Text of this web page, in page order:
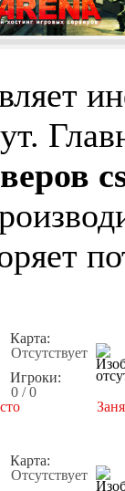
Карта:
Отсутствует
Игроки:
0 / 0
Карта:
Отсутствует